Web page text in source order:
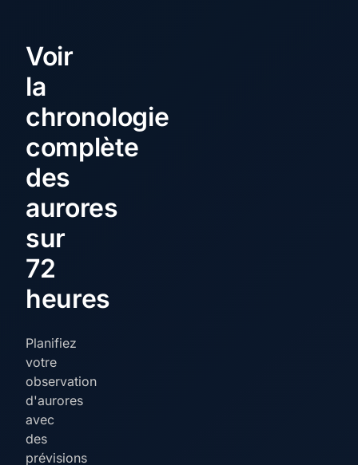
Voir
la
chronologie
complète
des
aurores
sur
72
heures
Planifiez
votre
observation
d'aurores
avec
des
prévisions